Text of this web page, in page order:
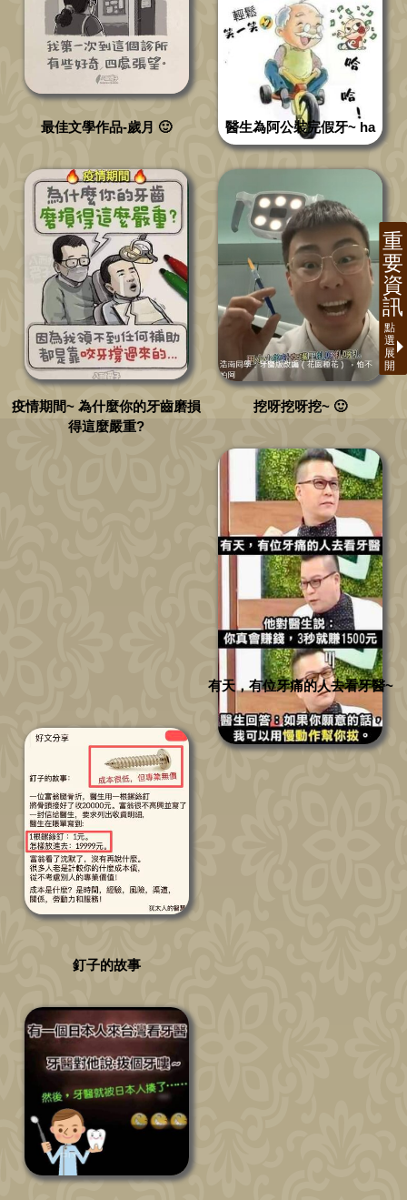
最佳文學作品-歲月 🙂 醫生為阿公裝完假牙~ ha
疫情期間~ 為什麼你的牙齒磨損
得這麼嚴重?
挖呀挖呀挖~ 🙂
有天，有位牙痛的人去看牙醫~
釘子的故事